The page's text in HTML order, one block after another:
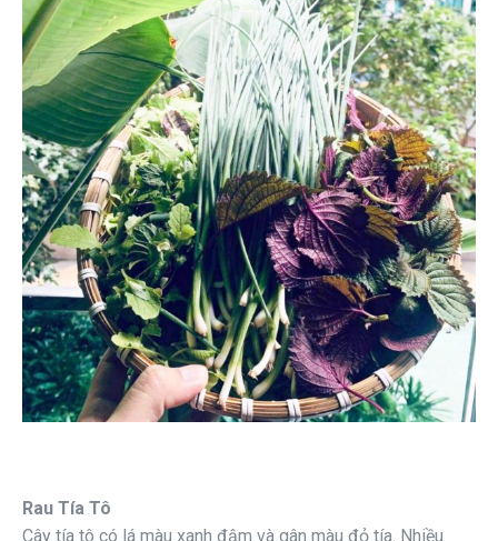
Rau Tía Tô
Cây tía tô có lá màu xanh đậm và gân màu đỏ tía. Nhiều